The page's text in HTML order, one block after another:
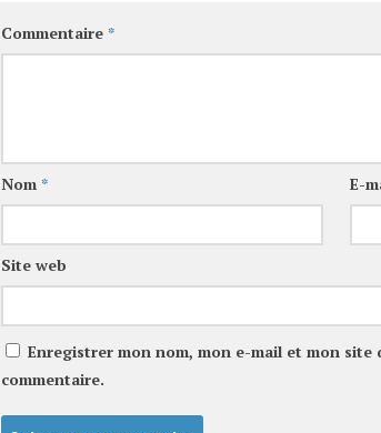
Commentaire *
Nom * E-
Site web
Enregistrer mon nom, mon e-mail et mon
commentaire.